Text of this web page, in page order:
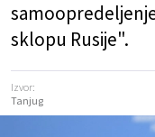
sklopu Rusije".
Izvor:
Tanjug